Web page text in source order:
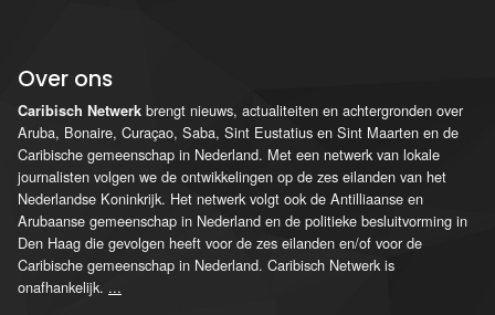
Over ons
Caribisch Netwerk brengt nieuws, actualiteiten en achtergronden over
Aruba, Bonaire, Curaçao, Saba, Sint Eustatius en Sint Maarten en de
Caribische gemeenschap in Nederland. Met een netwerk van lokale
journalisten volgen we de ontwikkelingen op de zes eilanden van het
Nederlandse Koninkrijk. Het netwerk volgt ook de Antilliaanse en
Arubaanse gemeenschap in Nederland en de politieke besluitvorming in
Den Haag die gevolgen heeft voor de zes eilanden en/of voor de
Caribische gemeenschap in Nederland. Caribisch Netwerk is
onafhankelijk. ...